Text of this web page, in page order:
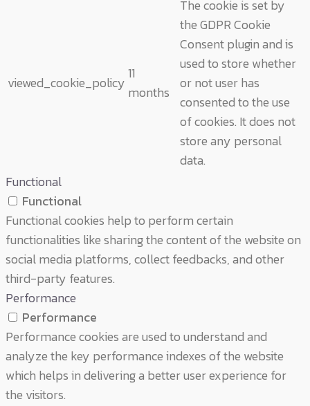
viewed_cookie_policy
11
months
The cookie is set by
the GDPR Cookie
Consent plugin and is
used to store whether
or not user has
consented to the use
of cookies. It does not
store any personal
data.
Functional
Functional
Functional cookies help to perform certain
functionalities like sharing the content of the website on
social media platforms, collect feedbacks, and other
third-party features.
Performance
Performance
Performance cookies are used to understand and
analyze the key performance indexes of the website
which helps in delivering a better user experience for
the visitors.